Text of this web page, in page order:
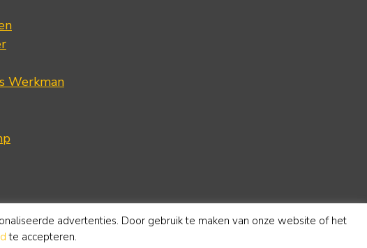
Werkman
advertenties. Door gebruik te maken van onze website of het
te accepteren.